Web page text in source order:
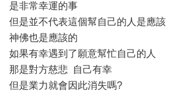
是非常幸運的事
但是並不代表這個幫自己的人是應該
神佛也是應該的
如果有幸遇到了願意幫忙自己的人
那是對方慈悲 自己有幸
但是業力就會因此消失嗎?